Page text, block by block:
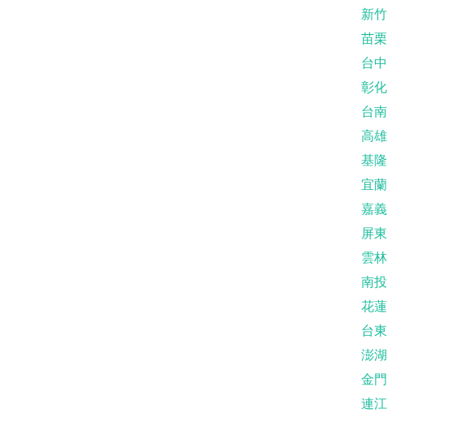
新竹
苗栗
台中
彰化
台南
高雄
基隆
宜蘭
嘉義
屏東
雲林
南投
花蓮
台東
澎湖
金門
連江